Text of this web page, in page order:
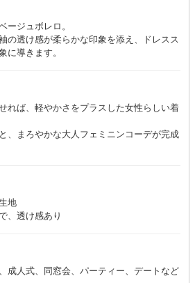
ージュボレロ。
の透け感が柔らかな印象を添え、ドレスス
に導きます。
れば、軽やかさをプラスした女性らしい着
、まろやかな大人フェミニンコーデが完成
地
、透け感あり
成人式、同窓会、パーティー、デートなど